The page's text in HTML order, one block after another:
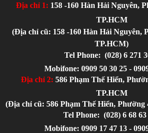
Địa chỉ 1: 158 -160 Hàn Hải Nguyên,
TP.HCM
(Địa chỉ cũ: 158 -160 Hàn Hải Nguyên,
TP.HCM)
Tel Phone: (028) 6 271
Mobifone: 0909 50 30 25 -
Địa chỉ 2: 586 Phạm Thế Hiển,
TP.HCM
(Địa chỉ cũ: 586 Phạm Thế Hiển,
Tel Phone: (028) 6 68 63
Mobifone: 0909 17 47 13 -